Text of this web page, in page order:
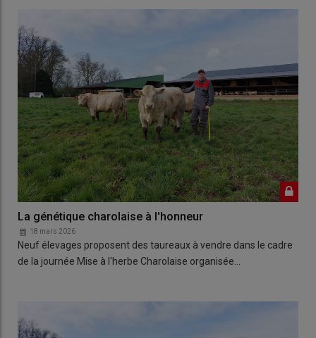
La génétique charolaise à l'honneur
18 mars 2026
Neuf élevages proposent des taureaux à vendre dans le cadre
de la journée Mise à l'herbe Charolaise organisée…